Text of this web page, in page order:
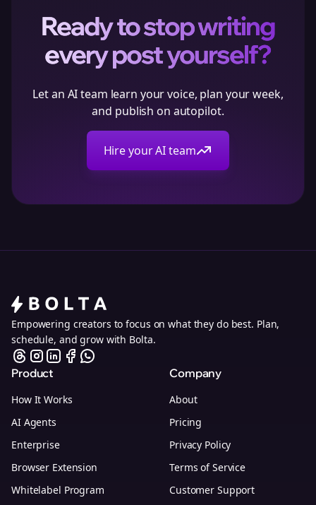
Ready to stop writing
every post yourself?
Let an AI team learn your voice, plan your week,
and publish on autopilot.
Hire your AI team
Empowering creators to focus on what they do best. Plan,
schedule, and grow with Bolta.
Product
How It Works
AI Agents
Enterprise
Browser Extension
Whitelabel Program
Company
About
Pricing
Privacy Policy
Terms of Service
Customer Support